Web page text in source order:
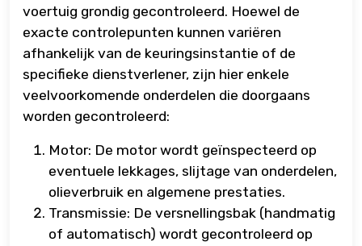
voertuig grondig gecontroleerd. Hoewel de
exacte controlepunten kunnen variëren
afhankelijk van de keuringsinstantie of de
specifieke dienstverlener, zijn hier enkele
veelvoorkomende onderdelen die doorgaans
worden gecontroleerd:
Motor: De motor wordt geïnspecteerd op
eventuele lekkages, slijtage van onderdelen,
olieverbruik en algemene prestaties.
Transmissie: De versnellingsbak (handmatig
of automatisch) wordt gecontroleerd op